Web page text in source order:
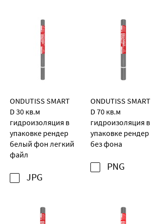
ONDUTISS SMART
D 30 кв.м
гидроизоляция в
упаковке рендер
белый фон легкий
файл
JPG
ONDUTISS SMART
D 70 кв.м
гидроизоляция в
упаковке рендер
без фона
PNG